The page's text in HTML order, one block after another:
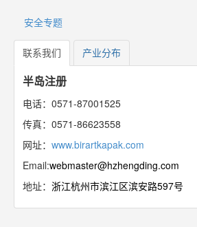
安全专题
联系我们 产业分布
半岛注册
电话：0571-87001525
传真：0571-86623558
网址： www.birartkapak.com
Email:webmaster@hzhengding.com
地址： 浙江杭州市滨江区滨安路597号